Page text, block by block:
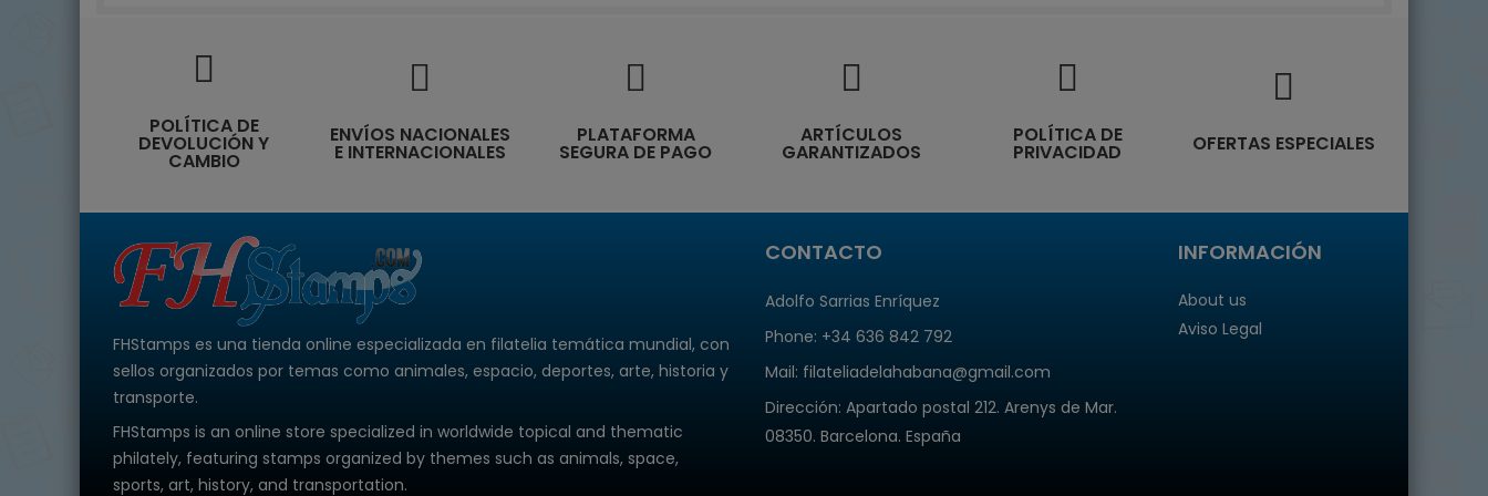
POLÍTICA DE
DEVOLUCIÓN Y
CAMBIO
ENVÍOS NACIONALES
E INTERNACIONALES
PLATAFORMA
SEGURA DE PAGO
ARTÍCULOS
GARANTIZADOS
POLÍTICA DE
PRIVACIDAD OFERTAS ESPECIALES
FHStamps es una tienda online especializada en filatelia temática mundial, con
sellos organizados por temas como animales, espacio, deportes, arte, historia y
transporte.
FHStamps is an online store specialized in worldwide topical and thematic
philately, featuring stamps organized by themes such as animals, space,
sports, art, history, and transportation.
CONTACTO
Adolfo Sarrias Enríquez
Phone: +34 636 842 792
Mail: filateliadelahabana@gmail.com
Dirección: Apartado postal 212. Arenys de Mar.
08350. Barcelona. España
INFORMACIÓN
About us
Aviso Legal